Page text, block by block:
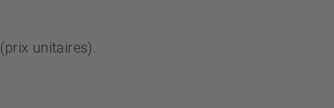
unitaires).